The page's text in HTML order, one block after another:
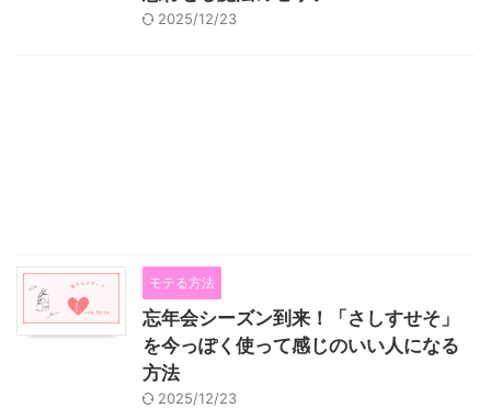
2025/12/23
モテる方法
忘年会シーズン到来！「さしすせそ」
を今っぽく使って感じのいい人になる
方法
2025/12/23